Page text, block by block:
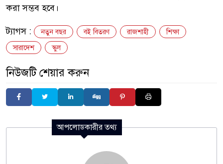
করা সম্ভব হবে।
ট্যাগস : নতুন বছর বই বিতরণ রাজশাহী
শিক্ষা
সারাদেশ
স্কুল
নিউজটি শেয়ার করুন
আপলোডকারীর তথ্য